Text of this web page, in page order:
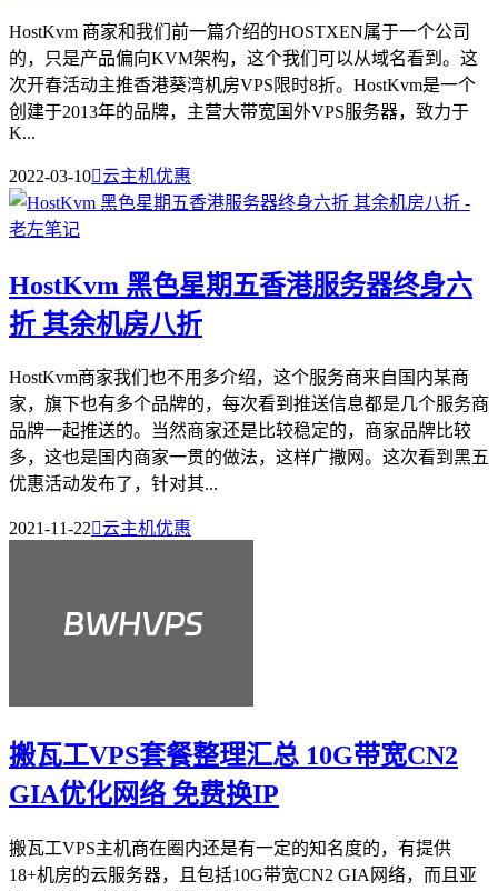
HostKvm 商家和我们前一篇介绍的HOSTXEN属于一个公司
的，只是产品偏向KVM架构，这个我们可以从域名看到。这
次开春活动主推香港葵湾机房VPS限时8折。HostKvm是一个
创建于2013年的品牌，主营大带宽国外VPS服务器，致力于
K...
2022-03-10云主机优惠
HostKvm 黑色星期五香港服务器终身六
折 其余机房八折
HostKvm商家我们也不用多介绍，这个服务商来自国内某商
家，旗下也有多个品牌的，每次看到推送信息都是几个服务商
品牌一起推送的。当然商家还是比较稳定的，商家品牌比较
多，这也是国内商家一贯的做法，这样广撒网。这次看到黑五
优惠活动发布了，针对其...
2021-11-22云主机优惠
搬瓦工VPS套餐整理汇总 10G带宽CN2
GIA优化网络 免费换IP
搬瓦工VPS主机商在圈内还是有一定的知名度的，有提供
18+机房的云服务器，且包括10G带宽CN2 GIA网络，而且亚